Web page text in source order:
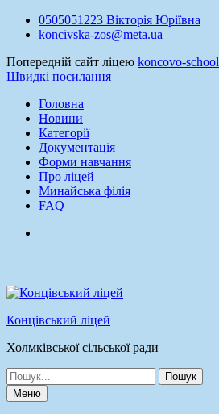
Перейти0505051223 Вікторія Юріївна
koncivska-zos@meta.ua
Попередній сайт ліцею koncovo-school
Швидкі посилання
Головна
Новини
Категорії
Документація
Форми навчання
Про ліцей
Минайська філія
FAQ
Концівський ліцей
Холмківської сільської ради
Шукати:
Меню